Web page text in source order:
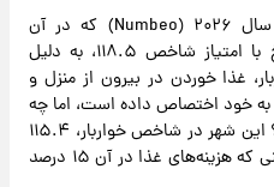
طبق شاخص هزینه زندگی نومبو سال ۲۰۲۶ (Numbeo) که در آن
نیویورک برابر با ۱۰۰ است، زوریخ با امتیاز شاخص ۱۱۸.۵، به دلیل
غذا خوردن در بیرون از منزل و
به خود اختصاص داده است، اما چه
چیزی زوریخ را اینقدر گران می‌کند؟ این شهر در شاخص خواربار، ۱۱۵.۴
امتیاز کسب کرده است؛ به این معنی که هزینه‌های غذا در آن ۱۵ درصد